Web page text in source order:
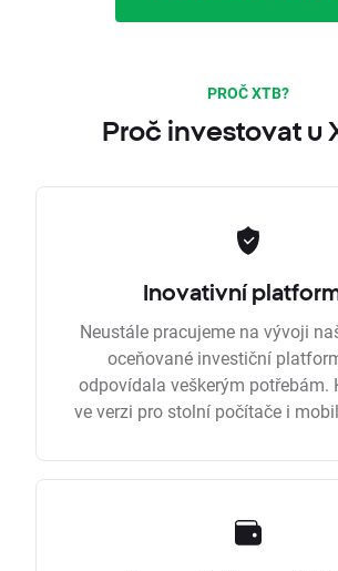
PROČ XTB?
Proč investovat u
Inovativní
Neustále pracujeme na vývoji
oceňované investiční
odpovídala veškerým potřebám.
ve verzi pro stolní počítače i